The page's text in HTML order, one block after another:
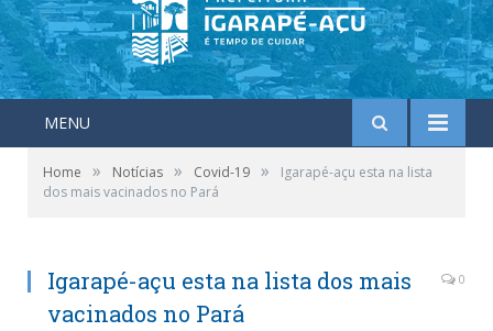
MENU
Home » Notícias » Covid-19 »
Igarapé-açu esta na lista
dos mais vacinados no Pará
Igarapé-açu esta na lista dos mais
vacinados no Pará
0